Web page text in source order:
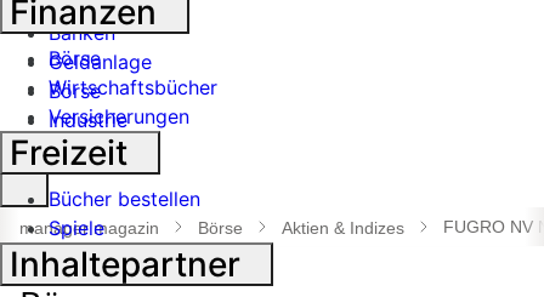
Banken
Geldanlage
Börse
Industrie
Suche
öffnen
manager magazin Börse Aktien & Indizes FUGRO NV
Finanzen
Börse
Wirtschaftsbücher
Versicherungen
Freizeit
Bücher bestellen
Spiele
Inhaltepartner